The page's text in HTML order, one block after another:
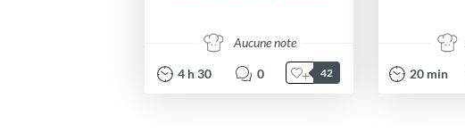
Aucune note
4 h30 0 42 20 min